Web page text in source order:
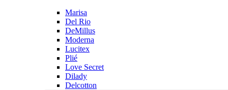
Marisa
Del Rio
DeMillus
Moderna
Lucitex
Plié
Love Secret
Dilady
Delcotton